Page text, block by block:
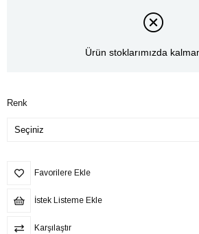
Ürün stoklarımızda
Renk
Favorilere Ekle
İstek Listeme Ekle
Karşılaştır